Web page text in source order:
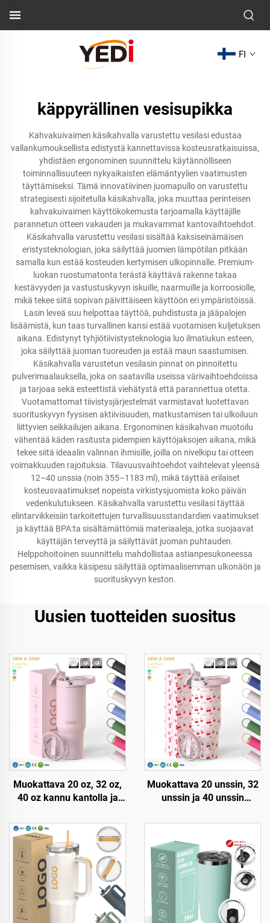
FI
käppyrällinen vesisupikka
Kahvakuivaimen käsikahvalla varustettu vesilasi edustaa
vallankumouksellista edistystä kannettavissa kosteusratkaisuissa,
yhdistäen ergonominen suunnittelu käytännölliseen
toiminnallisuuteen nykyaikaisten elämäntyylien vaatimusten
täyttämiseksi. Tämä innovatiivinen juomapullo on varustettu
strategisesti sijoitetulla käsikahvalla, joka muuttaa perinteisen
kahvakuivaimen käyttökokemusta tarjoamalla käyttäjille
parannetun otteen vakauden ja mukavammat kantovaihtoehdot.
Käsikahvalla varustettu vesilasi sisältää kaksiseinämäisen
eristysteknologian, joka säilyttää juomien lämpötilan pitkään
samalla kun estää kosteuden kertymisen ulkopinnalle. Premium-
luokan ruostumatonta terästä käyttävä rakenne takaa
kestävyyden ja vastustuskyvyn iskuille, naarmuille ja korroosiolle,
mikä tekee siitä sopivan päivittäiseen käyttöön eri ympäristöissä.
Lasin leveä suu helpottaa täyttöä, puhdistusta ja jääpalojen
lisäämistä, kun taas turvallinen kansi estää vuotamisen kuljetuksen
aikana. Edistynyt tyhjiötiivistysteknologia luo ilmatiukun esteen,
joka säilyttää juoman tuoreuden ja estää maun saastumisen.
Käsikahvalla varustetun vesilasin pinnat on pinnoitettu
pulverimaalauksella, joka on saatavilla useissa värivaihtoehdoissa
ja tarjoaa sekä esteettistä viehätystä että parannettua otetta.
Vuotamattomat tiivistysjärjestelmät varmistavat luotettavan
suorituskyvyn fyysisen aktiivisuuden, matkustamisen tai ulkoiluun
liittyvien seikkailujen aikana. Ergonominen käsikahvan muotoilu
vähentää käden rasitusta pidempien käyttöjaksojen aikana, mikä
tekee siitä ideaalin valinnan ihmisille, joilla on nivelkipu tai otteen
voimakkuuden rajoituksia. Tilavuusvaihtoehdot vaihtelevat yleensä
12–40 unssia (noin 355–1183 ml), mikä täyttää erilaiset
kosteusvaatimukset nopeista virkistysjuomista koko päivän
vedenkulutukseen. Käsikahvalla varustettu vesilasi täyttää
elintarvikkeisiin tarkoitettujen turvallisuusstandardien vaatimukset
ja käyttää BPA:ta sisältämättömiä materiaaleja, jotka suojaavat
käyttäjän terveyttä ja säilyttävät juoman puhtauden.
Helppohoitoinen suunnittelu mahdollistaa astianpesukoneessa
pesemisen, vaikka käsipesu säilyttää optimaalisemman ulkonäön ja
suorituskyvyn keston.
Uusien tuotteiden suositus
Muokattava 20 oz, 32 oz,
40 oz kannu kantolla ja
terästä, tyhjiöeristetty,
uudelleenkäytettävä
kannu kääntyvällä
pajullisella kantokahvalla
Muokattava 20 unssin, 32
unssin ja 40 unssin
seinämällä varustettu
eristetty kuppi kädellä ja
kääntyvällä
pajonillakannella,
ruostumaton teräksinen
matkamuki kädellä,
kuumalle ja kylmälle